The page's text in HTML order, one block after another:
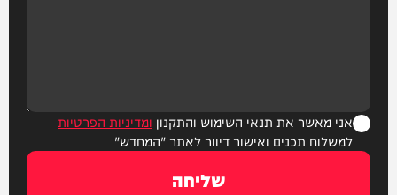
אני מאשר את תנאי השימוש והתקנון ומדיניות הפרטיות
למשלוח תכנים ואישור דיוור לאתר "המחדש"
שליחה